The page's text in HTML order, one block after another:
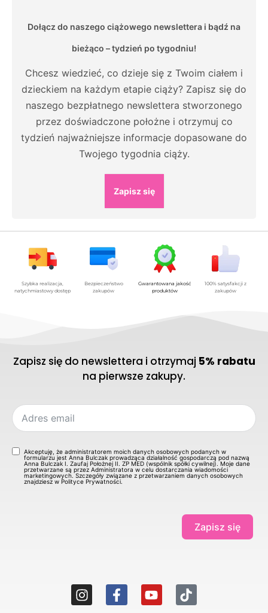
Dołącz do naszego ciążowego newslettera i bądź na
bieżąco – tydzień po tygodniu!
Chcesz wiedzieć, co dzieje się z Twoim ciałem i
dzieckiem na każdym etapie ciąży? Zapisz się do
naszego bezpłatnego newslettera stworzonego
przez doświadczone położne i otrzymuj co
tydzień najważniejsze informacje dopasowane do
Twojego tygodnia ciąży.
Zapisz się
Szybka realizacja,
natychmiastowy dostęp
Bezpieczeństwo
zakupów
Gwarantowana jakość
produktów
100% satysfakcji z
zakupów
Zapisz się do newslettera i otrzymaj 5% rabatu
na pierwsze zakupy.
Akceptuję, że administratorem moich danych osobowych podanych w
formularzu jest Anna Bulczak prowadząca działalność gospodarczą pod nazwą
Anna Bulczak I. Zaufaj Położnej II. ZP MED (wspólnik spółki cywilnej). Moje dane
przetwarzane są przez Administratora w celu dostarczania wiadomości
marketingowych. Szczegóły związane z przetwarzaniem danych osobowych
znajdziesz w Polityce Prywatności.
Zapisz się